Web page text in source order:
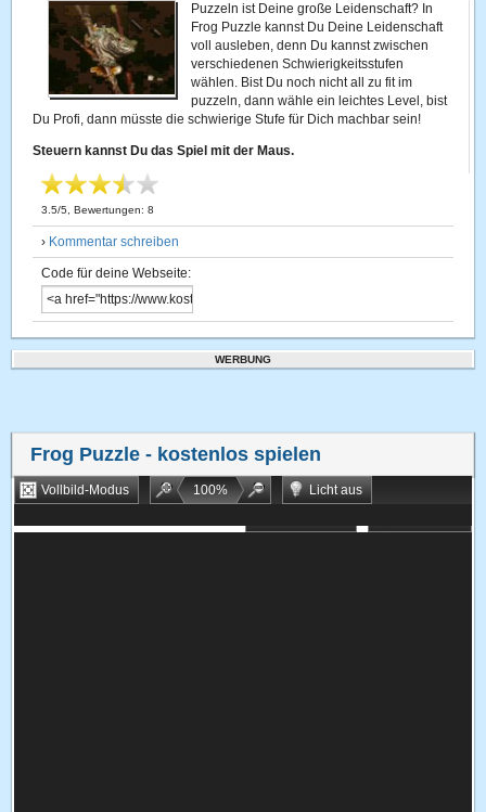
Puzzeln ist Deine große Leidenschaft? In
Frog Puzzle kannst Du Deine Leidenschaft
voll ausleben, denn Du kannst zwischen
verschiedenen Schwierigkeitsstufen
wählen. Bist Du noch nicht all zu fit im
puzzeln, dann wähle ein leichtes Level, bist
Du Profi, dann müsste die schwierige Stufe für Dich machbar sein!
Steuern kannst Du das Spiel mit der Maus.
3.5/5 , Bewertungen:8
› Kommentar schreiben
Code für deine Webseite:
WERBUNG
Frog Puzzle - kostenlos spielen
Vollbild-Modus 100%
Licht aus